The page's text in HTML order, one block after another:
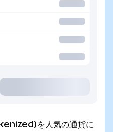
を人気の通貨に